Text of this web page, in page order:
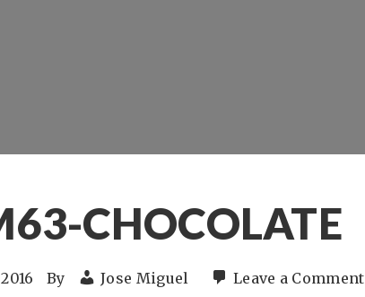
CHOCOLATE
By Jose Miguel Leave a Comment